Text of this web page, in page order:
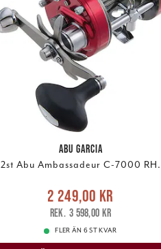
ABU GARCIA
2st Abu Ambassadeur C-7000 RH.
Nuvarande pris
2 249,00 krTidigare pris
3 598,00 kr
2 249,00 kr
3 598,00 kr
FLER ÄN 6 ST KVAR